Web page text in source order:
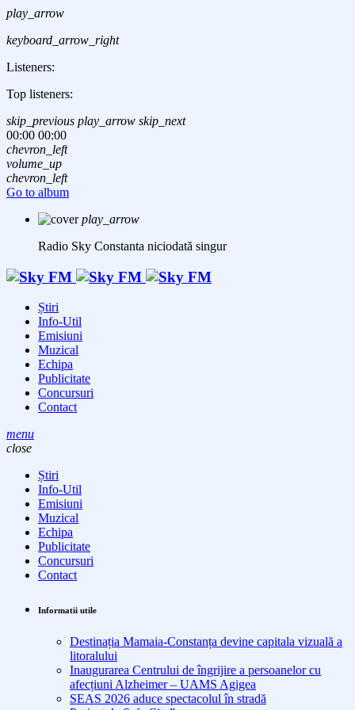
play_arrow
keyboard_arrow_right
Listeners:
Top listeners:
skip_previous play_arrow skip_next
00:00 00:00
chevron_left
volume_up
chevron_left
Go to album
play_arrow
Radio Sky Constanta niciodată singur
Știri
Info-Util
Emisiuni
Muzical
Echipa
Publicitate
Concursuri
Contact
menu
close
Știri
Info-Util
Emisiuni
Muzical
Echipa
Publicitate
Concursuri
Contact
Informatii utile
Destinația Mamaia-Constanța devine capitala vizuală a
litoralului
Inaugurarea Centrului de îngrijire a persoanelor cu
afecțiuni Alzheimer – UAMS Agigea
SEAS 2026 aduce spectacolul în stradă